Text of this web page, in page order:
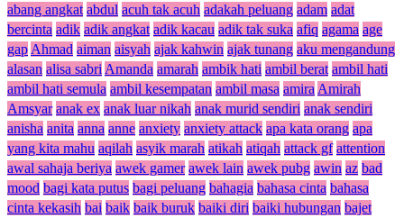
abang angkat abdul acuh tak acuh adakah peluang adam adat
bercinta adik adik angkat adik kacau adik tak suka afiq agama age
gap Ahmad aiman aisyah ajak kahwin ajak tunang aku mengandung
alasan alisa sabri Amanda amarah ambik hati ambil berat ambil hati
ambil hati semula ambil kesempatan ambil masa amira Amirah
Amsyar anak ex anak luar nikah anak murid sendiri anak sendiri
anisha anita anna anne anxiety anxiety attack apa kata orang apa
yang kita mahu aqilah asyik marah atikah atiqah attack gf attention
awal sahaja beriya awek gamer awek lain awek pubg awin az bad
mood bagi kata putus bagi peluang bahagia bahasa cinta bahasa
cinta kekasih bai baik baik buruk baiki diri baiki hubungan bajet